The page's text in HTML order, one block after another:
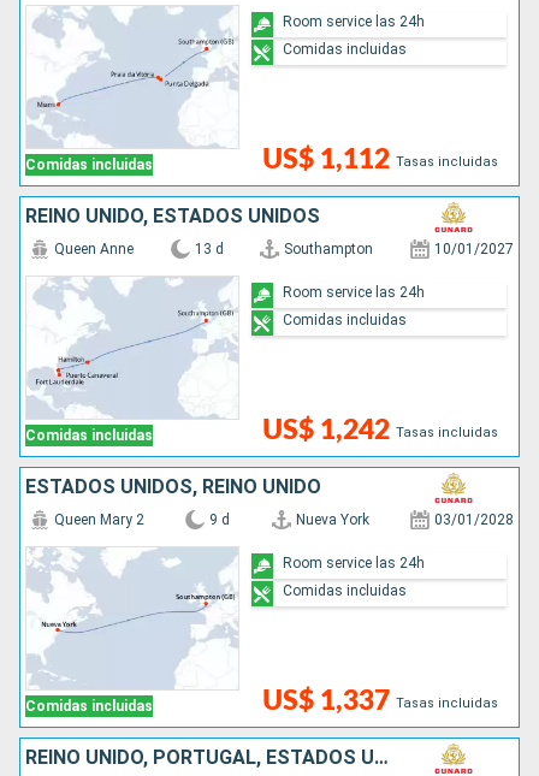
Comidas incluidas US$ 1,112 Tasas incluidas
Room service las 24h
Comidas incluidas
REINO UNIDO, ESTADOS UNIDOS
Comidas incluidas
Queen Anne 13 d Southampton 10/01/2027
US$ 1,242 Tasas incluidas
Room service las 24h
Comidas incluidas
ESTADOS UNIDOS, REINO UNIDO
Comidas incluidas
Queen Mary 2 9 d Nueva York 03/01/2028
US$ 1,337 Tasas incluidas
Room service las 24h
Comidas incluidas
REINO UNIDO, PORTUGAL, ESTADOS UNIDOS